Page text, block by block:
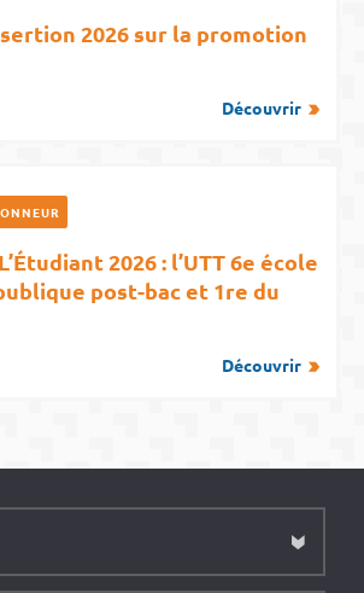
2026 sur la promotion
Découvrir
2026 : l’UTT 6e école
post-bac et 1re du
Découvrir